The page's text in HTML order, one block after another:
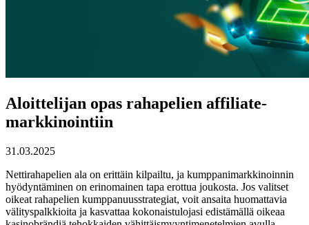
Aloittelijan opas rahapelien affiliate-
markkinointiin
31.03.2025
Nettirahapelien ala on erittäin kilpailtu, ja kumppanimarkkinoinnin
hyödyntäminen on erinomainen tapa erottua joukosta. Jos valitset
oikeat rahapelien kumppanuusstrategiat, voit ansaita huomattavia
välityspalkkioita ja kasvattaa kokonaistulojasi edistämällä oikeaa